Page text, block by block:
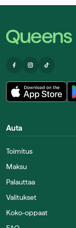
Auta
Toimitus
Maksu
Palauttaa
Valitukset
Koko-oppaat